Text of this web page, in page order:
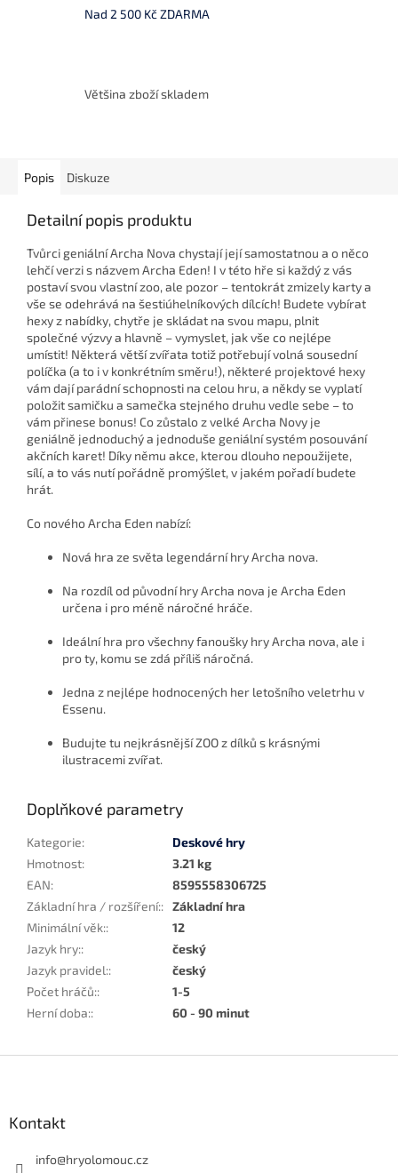
Nad 2 500 Kč ZDARMA
Většina zboží skladem
Popis Diskuze
Detailní popis produktu
Tvůrci geniální Archa Nova chystají její samostatnou a o něco
lehčí verzi s názvem Archa Eden! I v této hře si každý z vás
postaví svou vlastní zoo, ale pozor – tentokrát zmizely karty a
vše se odehrává na šestiúhelníkových dílcích! Budete vybírat
hexy z nabídky, chytře je skládat na svou mapu, plnit
společné výzvy a hlavně – vymyslet, jak vše co nejlépe
umístit! Některá větší zvířata totiž potřebují volná sousední
políčka (a to i v konkrétním směru!), některé projektové hexy
vám dají parádní schopnosti na celou hru, a někdy se vyplatí
položit samičku a samečka stejného druhu vedle sebe – to
vám přinese bonus! Co zůstalo z velké Archa Novy je
geniálně jednoduchý a jednoduše geniální systém posouvání
akčních karet! Díky němu akce, kterou dlouho nepoužijete,
sílí, a to vás nutí pořádně promýšlet, v jakém pořadí budete
hrát.
Co novéhoArcha Eden nabízí:
Nová hra ze světa legendární hry Archa nova.
Na rozdíl od původní hry Archa nova je Archa Eden
určena i pro méně náročné hráče.
Ideální hra pro všechny fanoušky hry Archa nova, ale i
pro ty, komu se zdá příliš náročná.
Jedna z nejlépe hodnocených her letošního veletrhu v
Essenu.
Budujte tu nejkrásnější ZOO z dílků s krásnými
ilustracemi zvířat.
Doplňkové parametry
Kategorie:
Deskové hry
Hmotnost:
3.21 kg
EAN:
8595558306725
Základní hra / rozšíření:: Základní hra
Minimální věk::
12
Jazyk hry::
český
Jazyk pravidel::
český
Počet hráčů::
1-5
Herní doba:: 60 - 90 minut
Kontakt
info@hryolomouc.cz